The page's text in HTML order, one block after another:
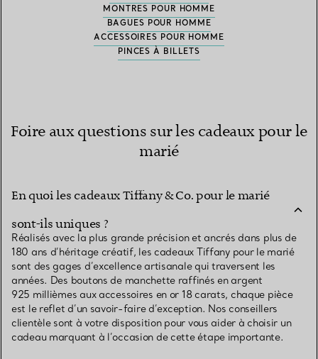
MONTRES POUR HOMME
BAGUES POUR HOMME
ACCESSOIRES POUR HOMME
PINCES À BILLETS
Foire aux questions sur les cadeaux pour le
marié
En quoi les cadeaux Tiffany & Co. pour le marié
sont-ils uniques ?
Réalisés avec la plus grande précision et ancrés dans plus de
180 ans d’héritage créatif, les cadeaux Tiffany pour le marié
sont des gages d’excellence artisanale qui traversent les
années. Des boutons de manchette raffinés en argent
925 millièmes aux accessoires en or 18 carats, chaque pièce
est le reflet d’un savoir-faire d’exception. Nos conseillers
clientèle sont à votre disposition pour vous aider à choisir un
cadeau marquant à l’occasion de cette étape importante.